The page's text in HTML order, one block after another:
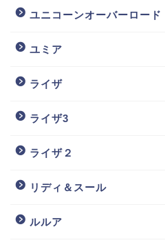
ユニコーンオーバーロード
ユミア
ライザ
ライザ3
ライザ２
リディ＆スール
ルルア